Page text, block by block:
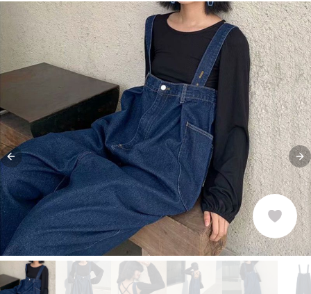
Previous slide